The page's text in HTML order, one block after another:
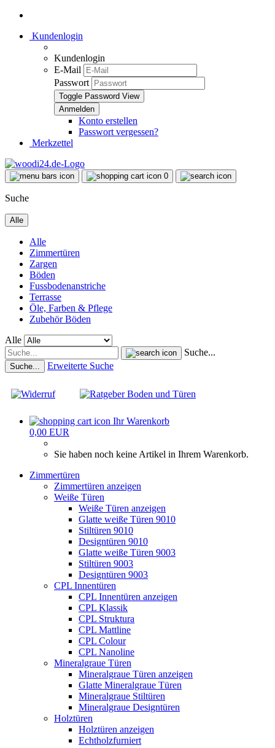
Kundenlogin
Kundenlogin
E-Mail
Passwort
Toggle Password View
Konto erstellen
Passwort vergessen?
Merkzettel
0
Suche
Alle
Alle
Zimmertüren
Zargen
Böden
Fussbodenanstriche
Terrasse
Öle, Farben & Pflege
Zubehör Böden
Alle
Suche...
Suche... Erweiterte Suche
Ihr Warenkorb
0,00 EUR
Sie haben noch keine Artikel in Ihrem Warenkorb.
Zimmertüren
Zimmertüren anzeigen
Weiße Türen
Weiße Türen anzeigen
Glatte weiße Türen 9010
Stiltüren 9010
Designtüren 9010
Glatte weiße Türen 9003
Stiltüren 9003
Designtüren 9003
CPL Innentüren
CPL Innentüren anzeigen
CPL Klassik
CPL Struktura
CPL Mattline
CPL Colour
CPL Nanoline
Mineralgraue Türen
Mineralgraue Türen anzeigen
Glatte Mineralgraue Türen
Mineralgraue Stiltüren
Mineralgraue Designtüren
Holztüren
Holztüren anzeigen
Echtholzfurniert